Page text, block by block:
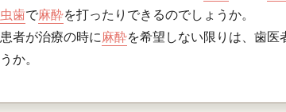
虫歯で麻酔を打ったりできるのでしょうか。
患者が治療の時に麻酔を希望しない限りは、歯医
うか。